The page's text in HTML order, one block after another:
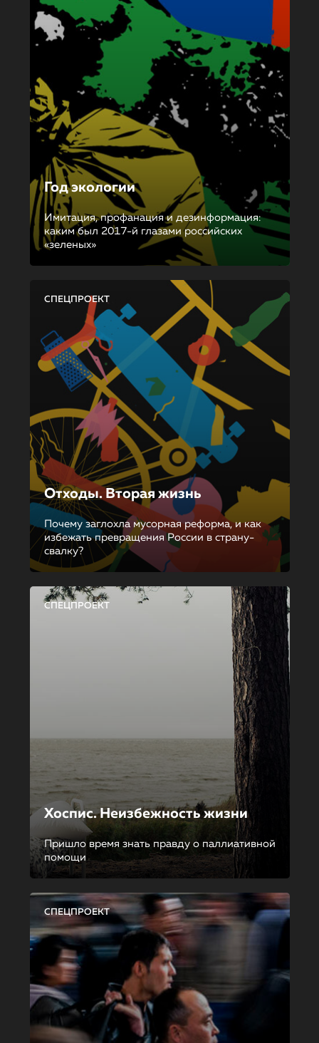
Год экологии
Имитация, профанация и дезинформация:
каким был 2017-й глазами российских
«зеленых»
СПЕЦПРОЕКТ
Отходы. Вторая жизнь
Почему заглохла мусорная реформа, и как
избежать превращения России в страну-
свалку?
СПЕЦПРОЕКТ
Хоспис. Неизбежность жизни
Пришло время знать правду о паллиативной
помощи
СПЕЦПРОЕКТ